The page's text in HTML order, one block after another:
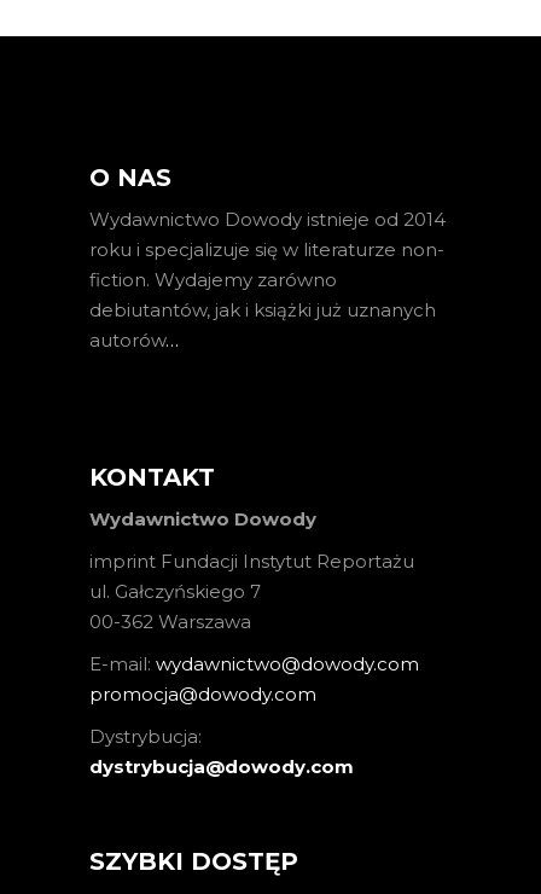
O NAS
Wydawnictwo Dowody istnieje od 2014
roku i specjalizuje się w literaturze non-
fiction. Wydajemy zarówno
debiutantów, jak i książki już uznanych
autorów…
KONTAKT
Wydawnictwo Dowody
imprint Fundacji Instytut Reportażu
ul. Gałczyńskiego 7
00-362 Warszawa
E-mail: wydawnictwo@dowody.com
promocja@dowody.com
Dystrybucja:
dystrybucja@dowody.com
SZYBKI DOSTĘP